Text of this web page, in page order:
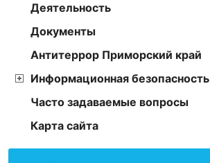
Деятельность
Документы
Антитеррор Приморский край
Информационная безопасность
Часто задаваемые вопросы
Карта сайта